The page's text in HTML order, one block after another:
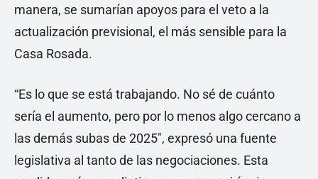
manera, se sumarían apoyos para el veto a la
actualización previsional, el más sensible para la
Casa Rosada.
“Es lo que se está trabajando. No sé de cuánto
sería el aumento, pero por lo menos algo cercano a
las demás subas de 2025″, expresó una fuente
legislativa al tanto de las negociaciones. Esta